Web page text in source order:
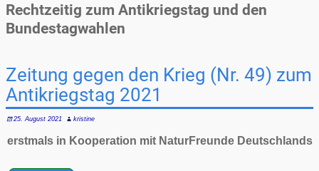
Rechtzeitig zum Antikriegstag und den
Bundestagwahlen
Zeitung gegen den Krieg (Nr. 49) zum
Antikriegstag 2021
25. August 2021 kristine
erstmals in Kooperation mit NaturFreunde Deutschlands